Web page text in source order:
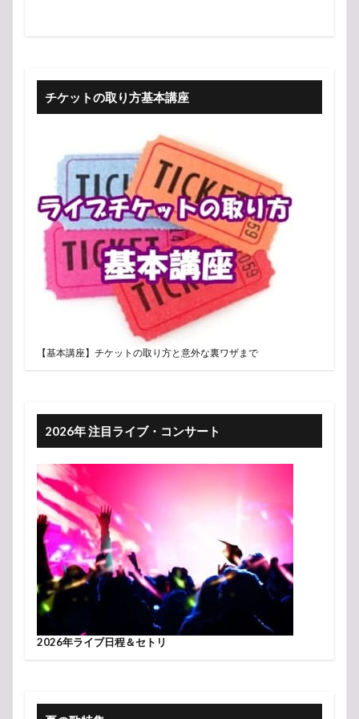
チケットの取り方基本講座
【基本講座】チケットの取り方と意外な裏ワザまで
2026年 注目ライブ・コンサート
2026年ライブ日程＆セトリ